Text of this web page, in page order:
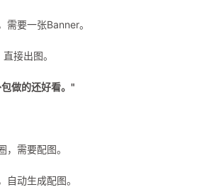
需要一张Banner。
接出图。
做的还好看。"
，需要配图。
自动生成配图。